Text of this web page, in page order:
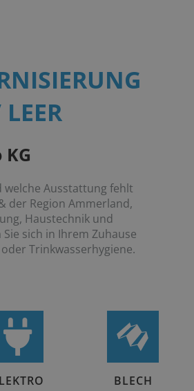
welche Ausstattung fehlt
der Region Ammerland,
Haustechnik und
sich in Ihrem Zuhause
Trinkwasserhygiene.
BLECH